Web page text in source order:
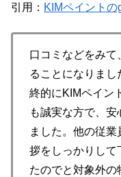
引用： KIMペイントの
口コミなどをみて
ることになりま
終的にKIMペイン
も誠実な方で、
ました。他の従
拶をしっかりして
たのでと対象外の